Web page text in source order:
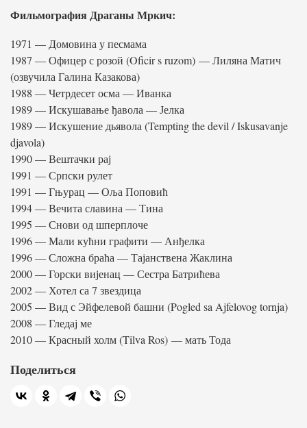
Фильмография Драганы Мркич:
1971 — Домовина у песмама
1987 — Офицер с розой (Oficir s ruzom) — Лиляна Матич
(озвучила Галина Казакова)
1988 — Четрдесет осма — Иванка
1989 — Искушавање ђавола — Јелка
1989 — Искушение дьявола (Tempting the devil / Iskusavanje
djavola)
1990 — Вештачки рај
1991 — Српски рулет
1991 — Гњурац — Оља Поповић
1994 — Вечита славина — Тина
1995 — Снови од шперплоче
1996 — Мали кућни графити — Анђелка
1996 — Сложна браћа — Тајанствена Жаклина
2000 — Горски вијенац — Сестра Батрићева
2002 — Хотел са 7 звездица
2005 — Вид с Эйфелевой башни (Pogled sa Ajfelovog tornja)
2008 — Гледај ме
2010 — Красный холм (Tilva Ros) — мать Тода
Поделиться